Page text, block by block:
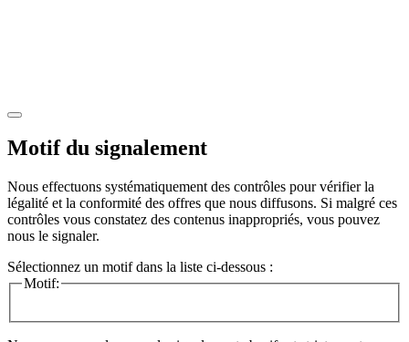
Motif du signalement
Nous effectuons systématiquement des contrôles pour vérifier la
légalité et la conformité des offres que nous diffusons. Si malgré ces
contrôles vous constatez des contenus inappropriés, vous pouvez
nous le signaler.
Sélectionnez un motif dans la liste ci-dessous :
Motif: